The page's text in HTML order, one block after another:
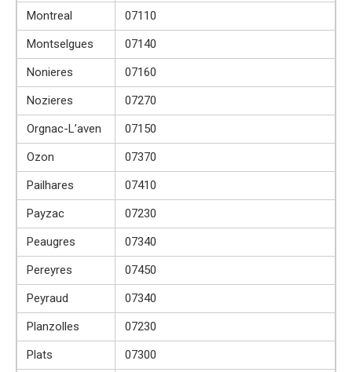
Montreal
07110
Montselgues
07140
Nonieres
07160
Nozieres
07270
Orgnac-L’aven
07150
Ozon
07370
Pailhares
07410
Payzac
07230
Peaugres
07340
Pereyres
07450
Peyraud
07340
Planzolles
07230
Plats
07300